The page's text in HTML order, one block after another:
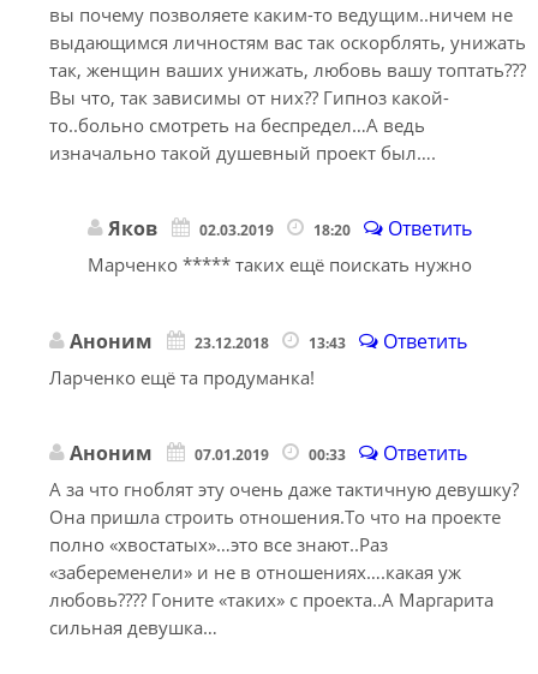
вы почему позволяете каким-то ведущим..ничем не
выдающимся личностям вас так оскорблять, унижать
так, женщин ваших унижать, любовь вашу топтать???
Вы что, так зависимы от них?? Гипноз какой-
то..больно смотреть на беспредел…А ведь
изначально такой душевный проект был….
Яков 02.03.2019 18:20 Ответить
Марченко ***** таких ещё поискать нужно
Аноним 23.12.2018 13:43 Ответить
Ларченко ещё та продуманка!
Аноним 07.01.2019 00:33 Ответить
А за что гноблят эту очень даже тактичную девушку?
Она пришла строить отношения.То что на проекте
полно «хвостатых»…это все знают..Раз
«забеременели» и не в отношениях….какая уж
любовь???? Гоните «таких» с проекта..А Маргарита
сильная девушка…